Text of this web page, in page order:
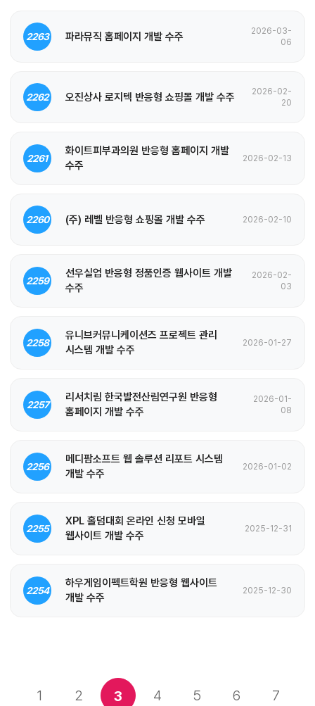
2263 파라뮤직 홈페이지 개발 수주
2026-03-
06
2262 오진상사 로지텍 반응형 쇼핑몰 개발 수주
2026-02-
20
2261
화이트피부과의원 반응형 홈페이지 개발
수주
2026-02-13
2260 (주) 레벨 반응형 쇼핑몰 개발 수주 2026-02-10
2259
선우실업 반응형 정품인증 웹사이트 개발
수주
2026-02-
03
2258
유니브커뮤니케이션즈 프로젝트 관리
시스템 개발 수주
2026-01-27
2257
리서치림 한국발전산림연구원 반응형
홈페이지 개발 수주
2026-01-
08
2256
메디팜소프트 웹 솔루션 리포트 시스템
개발 수주
2026-01-02
2255
XPL 홀덤대회 온라인 신청 모바일
웹사이트 개발 수주
2025-12-31
2254
하우게임이펙트학원 반응형 웹사이트
개발 수주
2025-12-30
1 2 3 4 5 6 7